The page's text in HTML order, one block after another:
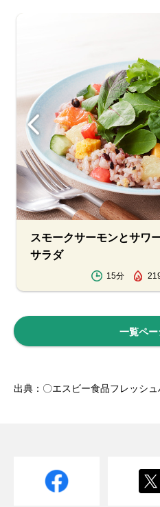
スモークサーモンとサワ
サラダ
15分
一覧ペー
出典：〇エスビー食品フレッシ